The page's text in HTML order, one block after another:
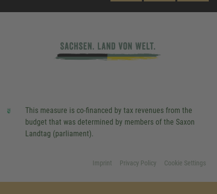
This measure is co-financed by tax revenues from the
budget that was determined by members of the Saxon
Landtag (parliament).
Imprint Privacy Policy Cookie Settings